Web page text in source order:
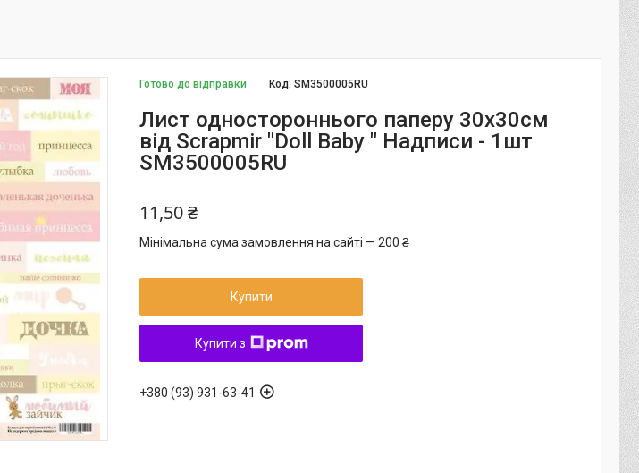
Готово до відправки Код:SM3500005RU
Лист одностороннього паперу 30х30см
від Scrapmir "Doll Baby " Надписи - 1шт
SM3500005RU
11,50 ₴
Мінімальна сума замовлення на сайті — 200 ₴
Купити
Купити з
+380 (93) 931-63-41